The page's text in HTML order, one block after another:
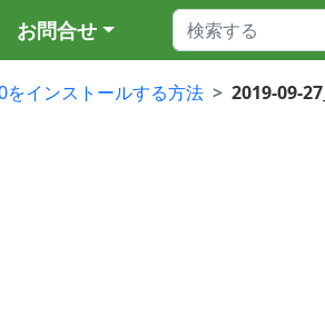
お問合せ
インストールする方法
2019-09-